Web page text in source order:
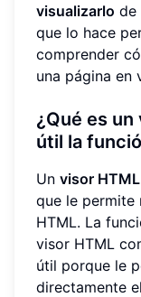
visualizarlo de
que lo hace
comprender
una página en
¿Qué es
útil la
Un visor HTML
que le permite
HTML. La
visor HTML
útil porque le
directamente